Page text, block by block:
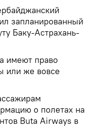
запланированный
Баку-Астрахань-
имеют право
или же вовсе
о полетах на
Buta Airways в